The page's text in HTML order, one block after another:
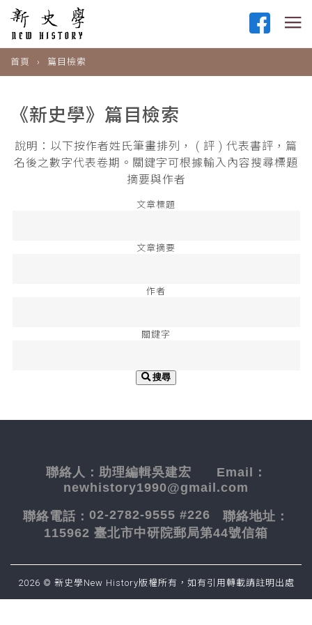
首頁 篇目檢索
《新史學》篇目檢索
說明：以下按作者姓氏筆畫排列， ( 評 ) 代表書評，篇
名後之數字代表卷期。關鍵字可根據輸入內容搜尋標題
摘要與作者
文章標題
文章摘要
作者
關鍵字
搜尋
聯絡人： 助理編輯吳建宏 Email：
newhistory1990@gmail.com
聯絡電話： 02-2782-9555 #226 聯絡地址：
115962 臺北市中研院郵局第44號信箱
2026 © 新史學New History版權所有，如有引用轉載請註明出處